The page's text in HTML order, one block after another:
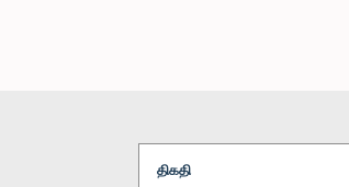
திகதி